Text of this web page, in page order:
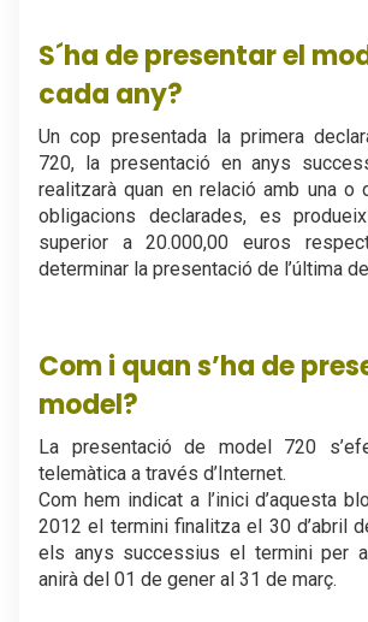
S´ha de presentar el
cada any?
Un cop presentada la primera
720, la presentació en anys
realitzarà quan en relació amb una o
obligacions declarades, es
superior a 20.000,00 euros
determinar la presentació de l’última
Com i quan s’ha de
model?
La presentació de model 720
telemàtica a través d’Internet.
Com hem indicat a l’inici d’aquesta
2012 el termini finalitza el 30 d’abril
els anys successius el termini per
anirà del 01 de gener al 31 de març.